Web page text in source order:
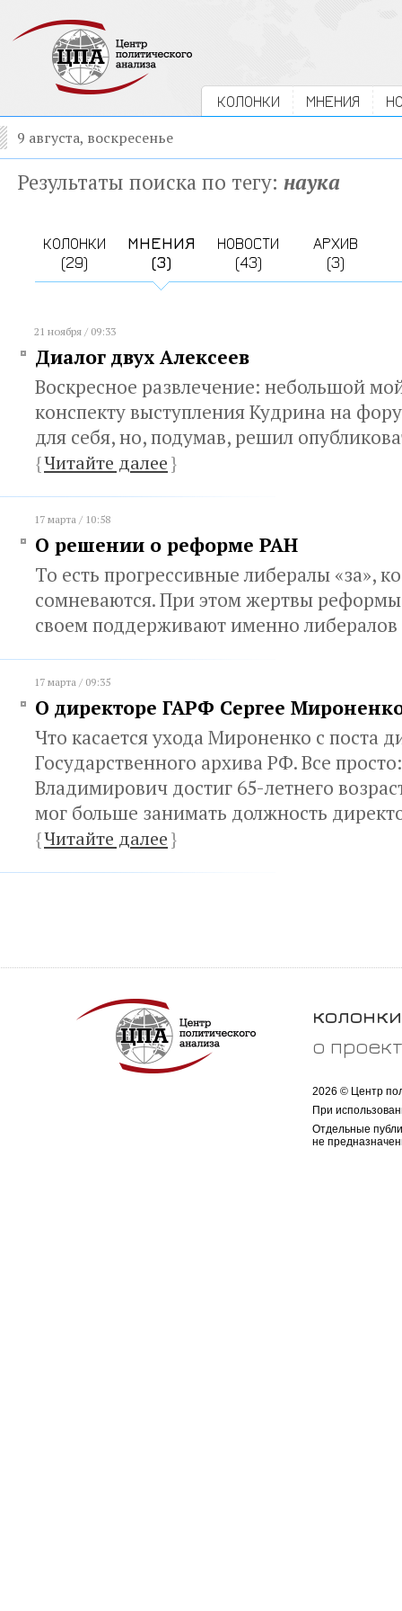
КОЛОНКИ МНЕНИЯ
9 августа, воскресенье
Результаты поиска по тегу: наука
КОЛОНКИ
(29)
МНЕНИЯ
(3)
НОВОСТИ
(43)
АРХИВ
(3)
21 ноября / 09:33
Диалог двух Алексеев
Воскресное развлечение: небольшой
конспекту выступления Кудрина на
для себя, но, подумав, решил
{Читайте далее}
17 марта / 10:58
О решении о реформе РАН
То есть прогрессивные либералы «за»,
сомневаются. При этом жертвы
своем поддерживают именно либералов
17 марта / 09:35
О директоре ГАРФ Сергее
Что касается ухода Мироненко с поста
Государственного архива РФ. Все
Владимирович достиг 65-летнего
мог больше занимать должность
{Читайте далее}
колонки
о
2026 © Центр
При
Отдельные
не